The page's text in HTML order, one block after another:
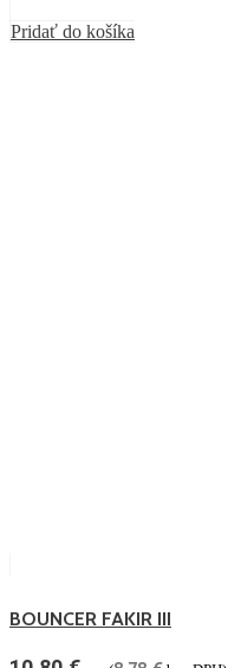
Pridať do košíka
BOUNCER FAKIR III